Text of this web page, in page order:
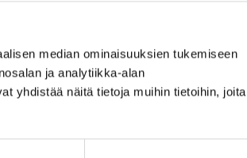
median ominaisuuksien tukemiseen
ja analytiikka-alan
yhdistää näitä tietoja muihin tietoihin, joita